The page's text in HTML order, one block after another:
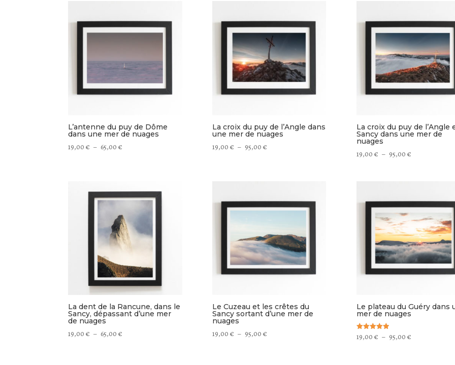
à
95,00 €
à
65,00 €
à
65,00 €
L’antenne du puy de Dôme
dans une mer de nuages
19,00€ – 65,00€
à
La croix du puy de l’Angle dans
une mer de nuages
19,00€ – 95,00€Plage
95,00 €
La croix du puy de l’Angle
Sancy dans une mer de
nuages
19,00€ – 95,00€Plage
à
La dent de la Rancune, dans le
Sancy, dépassant d’une mer
de nuages
19,00€ – 65,00€
Le Cuzeau et les crêtes du
Sancy sortant d’une mer de
nuages
19,00€ – 95,00€Plage
Le plateau du Guéry dans
mer de nuages
Note
5.00
19,00€ – 95,00€Plage